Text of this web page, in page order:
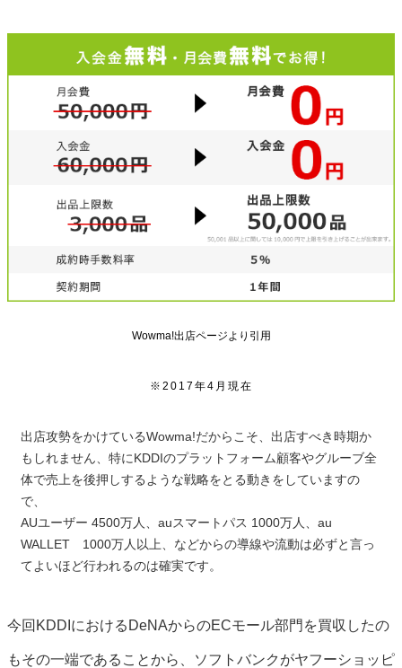
Wowma!出店ページより引用
※2017年4月現在
出店攻勢をかけているWowma!だからこそ、出店すべき時期か
もしれません、特にKDDIのプラットフォーム顧客やグルーブ全
体で売上を後押しするような戦略をとる動きをしていますの
で、
AUユーザー 4500万人、auスマートパス 1000万人、au
WALLET 1000万人以上、などからの導線や流動は必ずと言っ
てよいほど行われるのは確実です。
今回KDDIにおけるDeNAからのECモール部門を買収したの
もその一端であることから、ソフトバンクがヤフーショッピ